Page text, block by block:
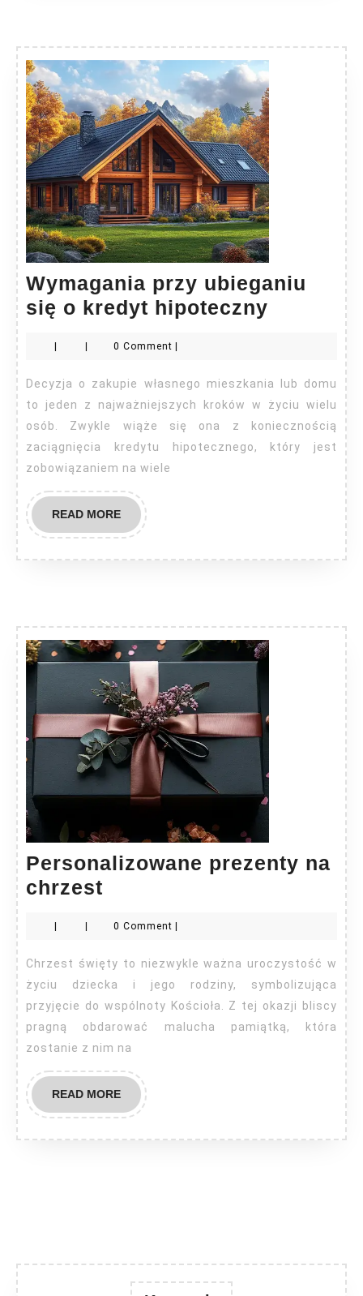
Wymagania przy ubieganiu
się o kredyt hipoteczny
się
o
kredyt
| | 0 Comment |
Decyzja o zakupie własnego mieszkania lub domu
to jeden z najważniejszych kroków w życiu wielu
osób. Zwykle wiąże się ona z koniecznością
zaciągnięcia kredytu hipotecznego, który jest
zobowiązaniem na wiele
READ MOREREAD
MORE
Personalizowane prezenty na
chrzest
na
chrzest
0 Comment
Chrzest święty to niezwykle ważna uroczystość w
życiu dziecka i jego rodziny, symbolizująca
przyjęcie do wspólnoty Kościoła. Z tej okazji bliscy
pragną obdarować malucha pamiątką, która
zostanie z nim na
READ MOREREAD
MORE